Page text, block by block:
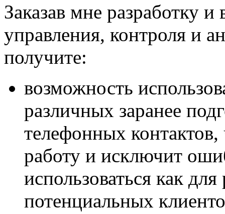
Заказав мне разработку
управления, контроля и
получите:
возможность
различных заранее
телефонных контактов,
работу и исключит
использоваться как
потенциальных